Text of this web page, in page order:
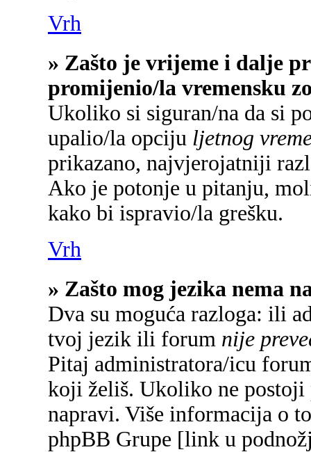
Vrh
» Zašto je vrijeme i dalje
promijenio/la vremensku
Ukoliko si siguran/na da si
upalio/la opciju ljetnog
prikazano, najvjerojatniji
Ako je potonje u pitanju,
kako bi ispravio/la grešku.
Vrh
» Zašto mog jezika nema
Dva su moguća razloga: ili
tvoj jezik ili forum nije
Pitaj administratora/icu
koji želiš. Ukoliko ne
napravi. Više informacija o
phpBB Grupe [link u